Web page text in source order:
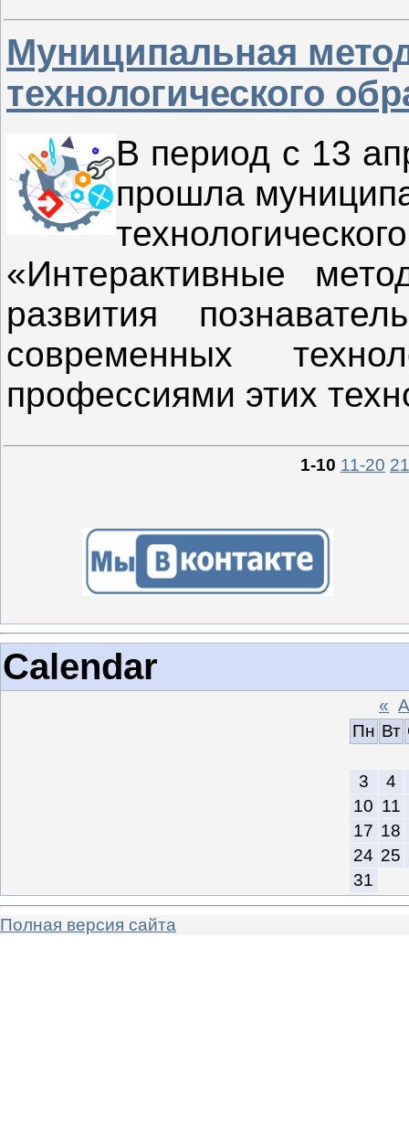
Муниципальная
технологического
В период с 13
прошла
«Интерактивные
развития
современных
профессиями этих
1-10 11-20
Calendar
«
Пн Вт
3
4
10 11
17 18
24 25
31
Полная версия сайта